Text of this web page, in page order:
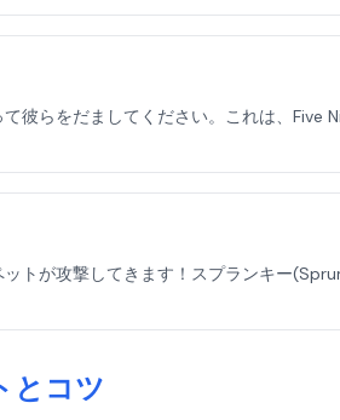
彼らをだましてください。これは、Five
トが攻撃してきます！スプランキー
とコツ